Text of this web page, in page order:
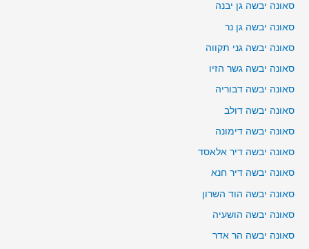
סאונה יבשה גן יבנה
סאונה יבשה גן נר
סאונה יבשה גני תקווה
סאונה יבשה גשר הזיו
סאונה יבשה דבוריה
סאונה יבשה דולב
סאונה יבשה דימונה
סאונה יבשה דיר אלאסד
סאונה יבשה דיר חנא
סאונה יבשה הוד השרון
סאונה יבשה הושעיה
סאונה יבשה הר אדר